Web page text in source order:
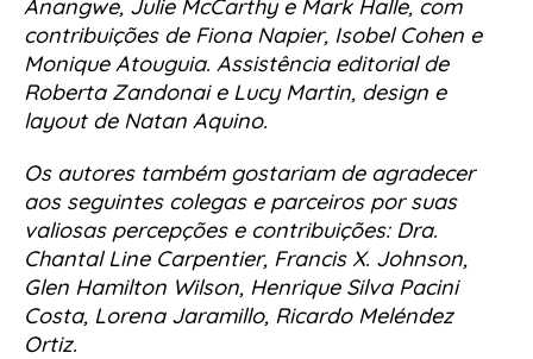
Anangwe, Julie McCarthy e Mark Halle, com
contribuições de Fiona Napier, Isobel Cohen e
Monique Atouguia. Assistência editorial de
Roberta Zandonai e Lucy Martin, design e
layout de Natan Aquino.
Os autores também gostariam de agradecer
aos seguintes colegas e parceiros por suas
valiosas percepções e contribuições: Dra.
Chantal Line Carpentier, Francis X. Johnson,
Glen Hamilton Wilson, Henrique Silva Pacini
Costa, Lorena Jaramillo, Ricardo Meléndez
Ortiz.